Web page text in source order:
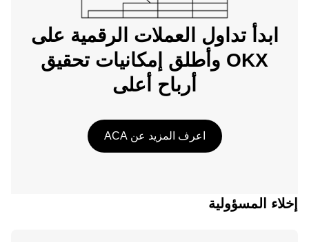
ابدأ تداول العملات الرقمية على
OKX وأطلق إمكانيات تحقيق
أرباح أعلى
اعرف المزيد عن ACA
إخلاء المسؤولية